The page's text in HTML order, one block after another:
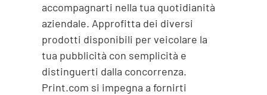
accompagnarti nella tua quotidianità
aziendale. Approfitta dei diversi
prodotti disponibili per veicolare la
tua pubblicità con semplicità e
distinguerti dalla concorrenza.
Print.com si impegna a fornirti